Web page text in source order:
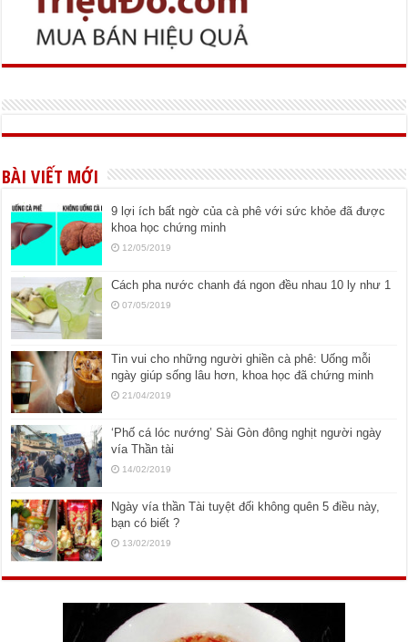
BÀI VIẾT MỚI
9 lợi ích bất ngờ của cà phê với sức khỏe đã được
khoa học chứng minh
12/05/2019
Cách pha nước chanh đá ngon đều nhau 10 ly như 1
07/05/2019
Tin vui cho những người ghiền cà phê: Uống mỗi
ngày giúp sống lâu hơn, khoa học đã chứng minh
21/04/2019
‘Phố cá lóc nướng’ Sài Gòn đông nghịt người ngày
vía Thần tài
14/02/2019
Ngày vía thần Tài tuyệt đối không quên 5 điều này,
bạn có biết ?
13/02/2019